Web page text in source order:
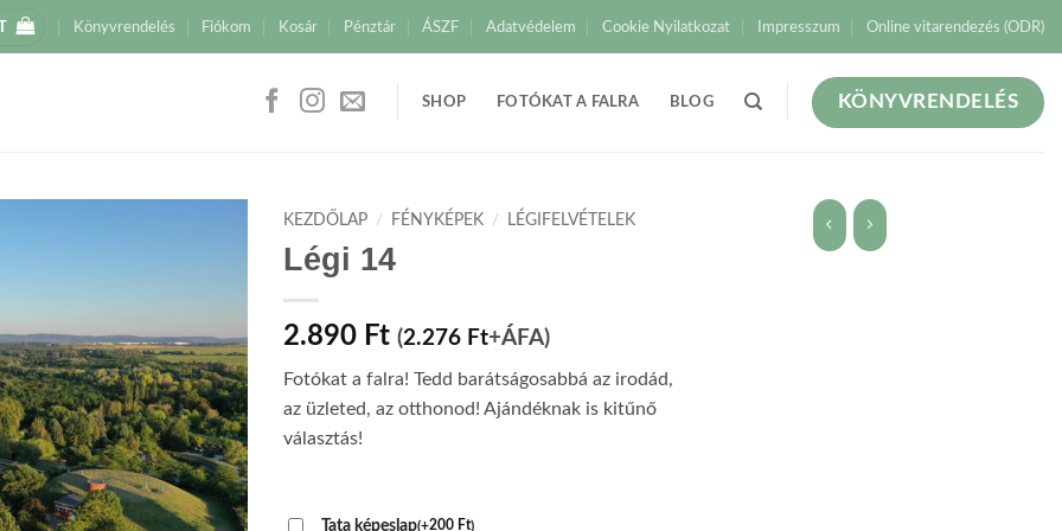
Könyvrendelés Fiókom Kosár Pénztár ÁSZF Adatvédelem Cookie Nyilatkozat Impresszum Online vitarendezés (ODR)
SHOP FOTÓKAT A FALRA BLOG KÖNYVRENDELÉS
KEZDŐLAP / FÉNYKÉPEK / LÉGIFELVÉTELEK
Légi 14
2.890 Ft (2.276 Ft+ÁFA)
Fotókat a falra! Tedd barátságosabbá az irodád,
az üzleted, az otthonod! Ajándéknak is kitűnő
választás!
Tata képeslap(+200 Ft)